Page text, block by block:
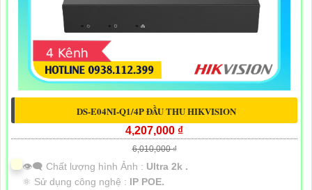
DS-E04NI-Q1/4P ĐẦU THU HIKVISION
4,207,000 ₫
6,010,000 ₫
👁️‍🗨 Chất lượng hình Ảnh : Ultra 2k .
⚛️ Sử dụng công nghệ : IP POE.